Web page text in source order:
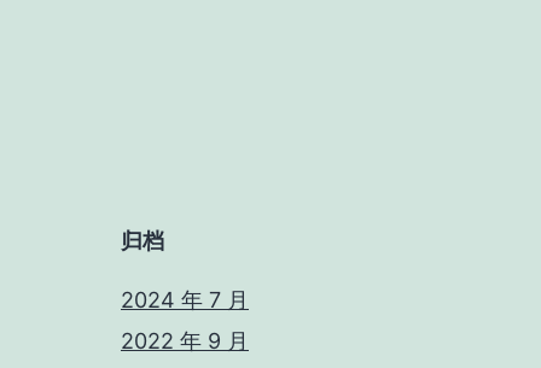
归档
2024 年 7 月
2022 年 9 月